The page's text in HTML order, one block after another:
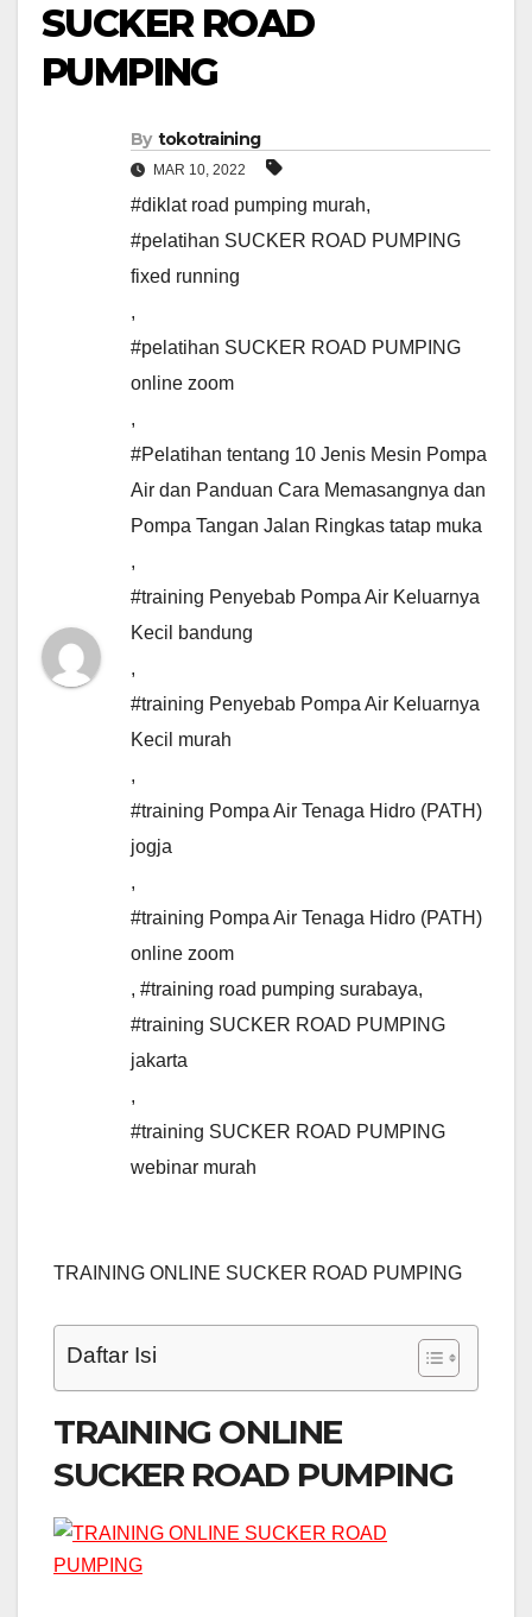
SUCKER ROAD
PUMPING
By tokotraining
MAR 10, 2022
#diklat road pumping murah,
#pelatihan SUCKER ROAD PUMPING
fixed running
,
#pelatihan SUCKER ROAD PUMPING
online zoom
,
#Pelatihan tentang 10 Jenis Mesin Pompa
Air dan Panduan Cara Memasangnya dan
Pompa Tangan Jalan Ringkas tatap muka
,
#training Penyebab Pompa Air Keluarnya
Kecil bandung
,
#training Penyebab Pompa Air Keluarnya
Kecil murah
,
#training Pompa Air Tenaga Hidro (PATH)
jogja
,
#training Pompa Air Tenaga Hidro (PATH)
online zoom
, #training road pumping surabaya,
#training SUCKER ROAD PUMPING
jakarta
,
#training SUCKER ROAD PUMPING
webinar murah
TRAINING ONLINE SUCKER ROAD PUMPING
Daftar Isi
TRAINING ONLINE
SUCKER ROAD PUMPING